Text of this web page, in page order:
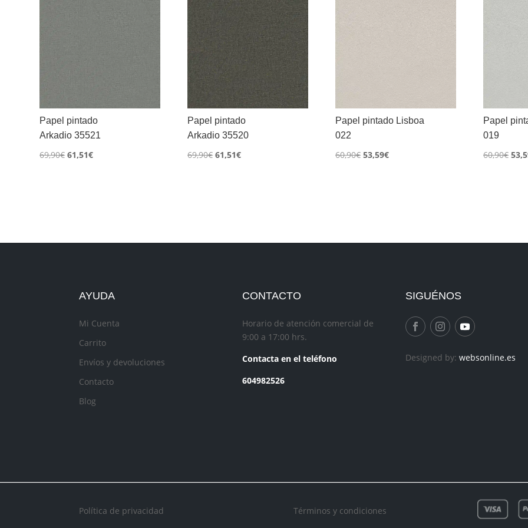
Papel pintado
Arkadio 35521
69,90€ El
61,51€El
Papel pintado
Arkadio 35520
69,90€ El
61,51€El
Papel pintado Lisboa
022
60,90€ El
53,59€El
Papel
019
60,90€ El
AYUDA
Mi Cuenta
Carrito
Envíos y devoluciones
Contacto
Blog
CONTACTO
Horario de atención comercial de
9:00 a 17:00 hrs.
Contacta en el teléfono
604982526
SIGUÉNOS
Designed by:websonline.es
Política de privacidad Términos y condiciones